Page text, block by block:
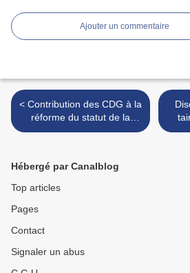
Ajouter un commentaire
< Contribution des CDG à la
réforme du statut de la
Fonction Publique 2024
Hébergé par Canalblog
Top articles
Pages
Contact
Signaler un abus